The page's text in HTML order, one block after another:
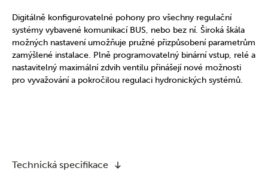
Digitálně konfigurovatelné pohony pro všechny regulační
systémy vybavené komunikací BUS, nebo bez ní. Široká škála
možných nastavení umožňuje pružné přizpůsobení parametrům
zamýšlené instalace. Plně programovatelný binární vstup, relé a
nastavitelný maximální zdvih ventilu přinášejí nové možnosti
pro vyvažování a pokročilou regulaci hydronických systémů.
Technická specifikace